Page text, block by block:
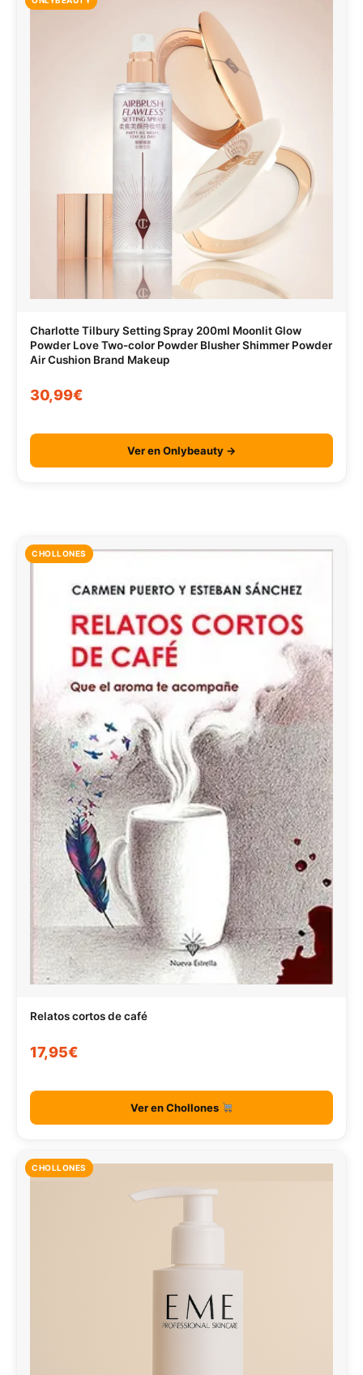
Charlotte Tilbury Setting Spray 200ml Moonlit Glow
Powder Love Two-color Powder Blusher Shimmer Powder
Air Cushion Brand Makeup
30,99€
Ver en Onlybeauty →
CHOLLONES
Relatos cortos de café
17,95€
Ver en Chollones
CHOLLONES